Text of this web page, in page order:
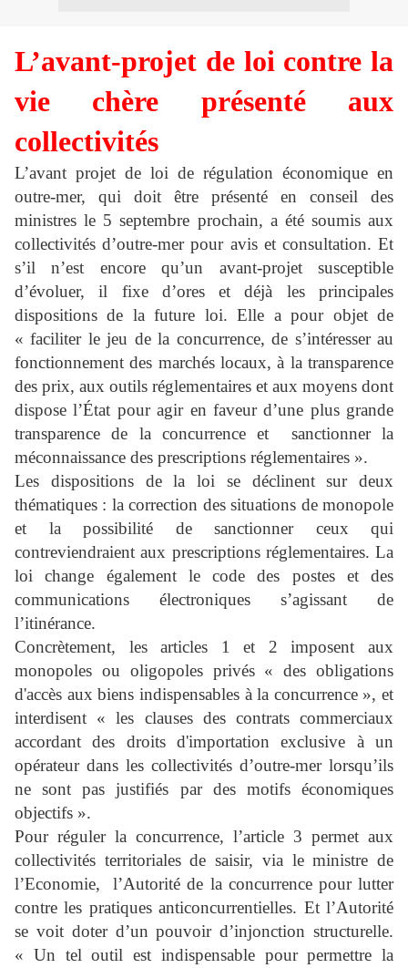
L’avant-projet de loi contre la
vie chère présenté aux
collectivités
L’avant projet de loi de régulation économique en
outre-mer, qui doit être présenté en conseil des
ministres le 5 septembre prochain, a été soumis aux
collectivités d’outre-mer pour avis et consultation. Et
s’il n’est encore qu’un avant-projet susceptible
d’évoluer, il fixe d’ores et déjà les principales
dispositions de la future loi. Elle a pour objet de
« faciliter le jeu de la concurrence, de s’intéresser au
fonctionnement des marchés locaux, à la transparence
des prix, aux outils réglementaires et aux moyens dont
dispose l’État pour agir en faveur d’une plus grande
transparence de la concurrence et sanctionner la
méconnaissance des prescriptions réglementaires ».
Les dispositions de la loi se déclinent sur deux
thématiques : la correction des situations de monopole
et la possibilité de sanctionner ceux qui
contreviendraient aux prescriptions réglementaires. La
loi change également le code des postes et des
communications électroniques s’agissant de
l’itinérance.
Concrètement, les articles 1 et 2 imposent aux
monopoles ou oligopoles privés « des obligations
d'accès aux biens indispensables à la concurrence », et
interdisent « les clauses des contrats commerciaux
accordant des droits d'importation exclusive à un
opérateur dans les collectivités d’outre-mer lorsqu’ils
ne sont pas justifiés par des motifs économiques
objectifs ».
Pour réguler la concurrence, l’article 3 permet aux
collectivités territoriales de saisir, via le ministre de
l’Economie, l’Autorité de la concurrence pour lutter
contre les pratiques anticoncurrentielles. Et l’Autorité
se voit doter d’un pouvoir d’injonction structurelle.
« Un tel outil est indispensable pour permettre la